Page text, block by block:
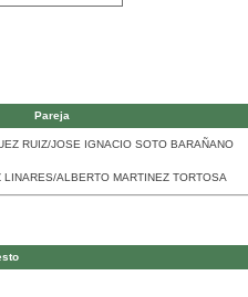
Pareja
RUIZ/JOSE IGNACIO SOTO BARAÑANO
ALBERTO MARTINEZ TORTOSA